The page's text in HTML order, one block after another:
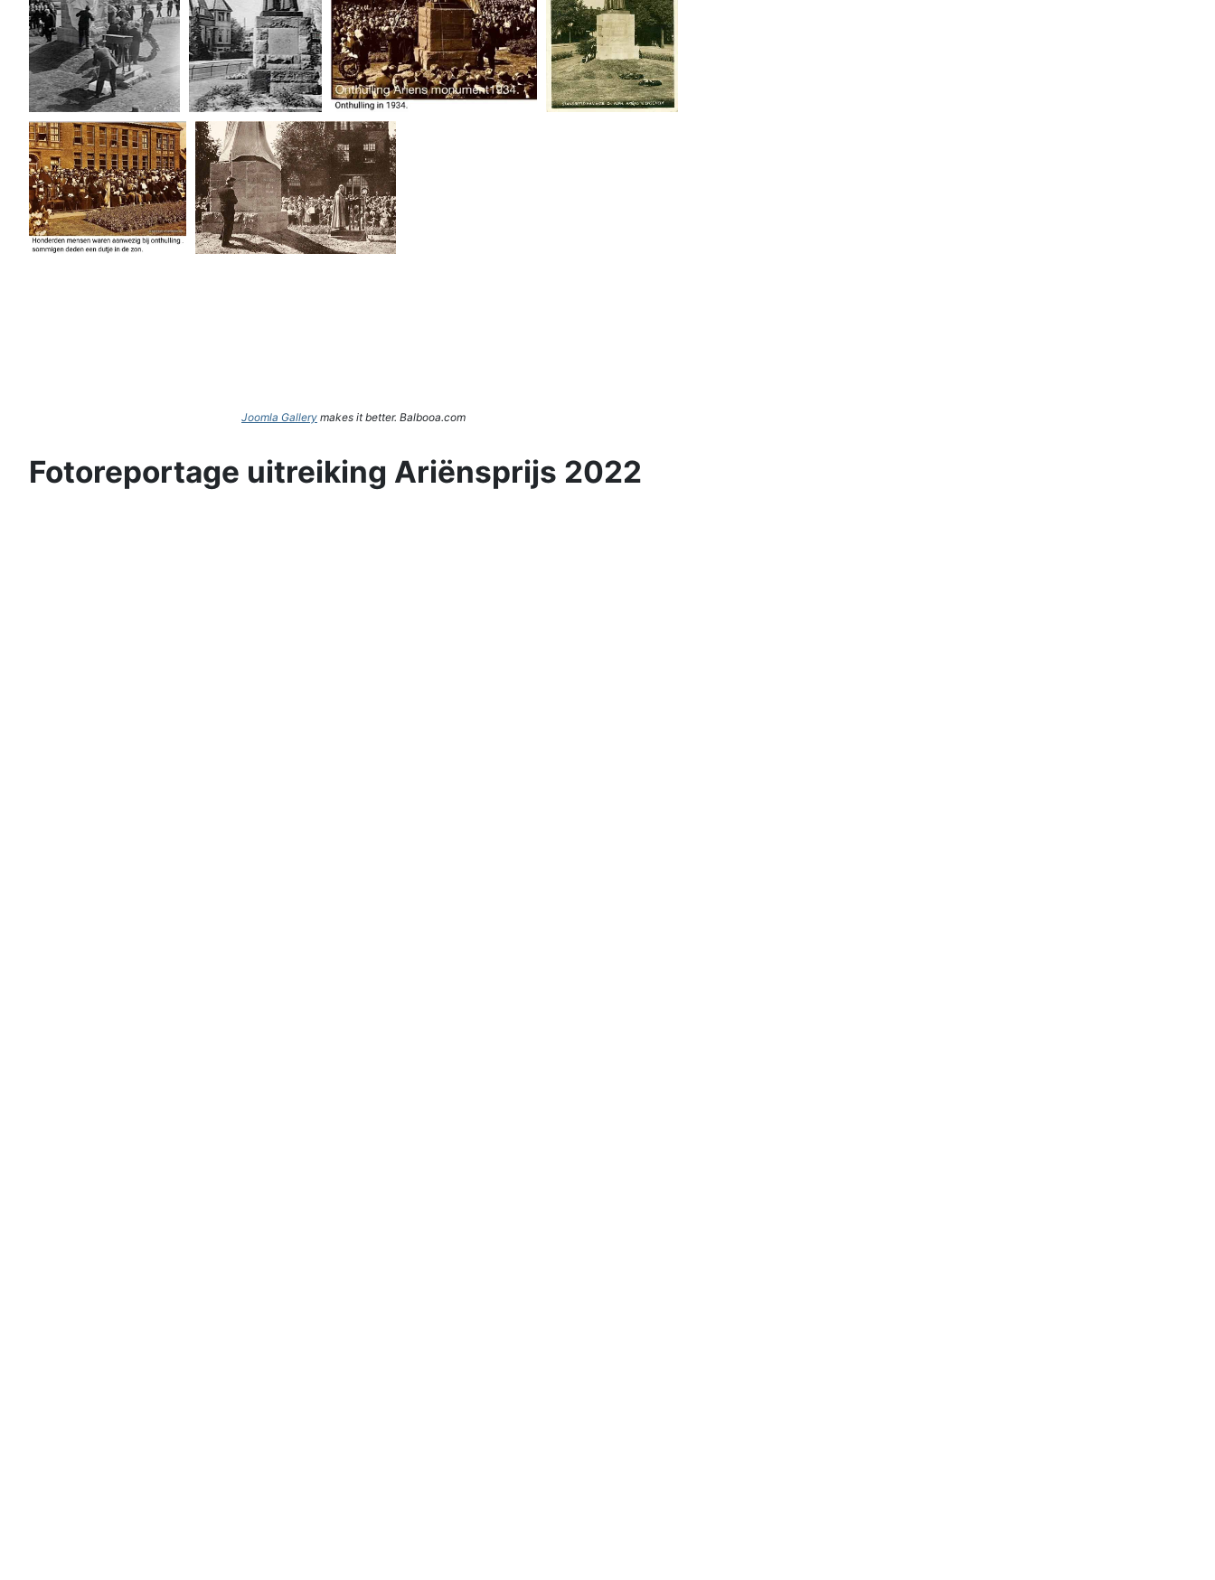
Joomla Gallery makes it better. Balbooa.com
Fotoreportage uitreiking Ariënsprijs 2022